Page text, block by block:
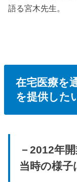
語る宮木先生。
在宅医療を
を提供した
－2012年
当時の様子